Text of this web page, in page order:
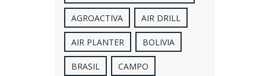
AGROACTIVA AIR DRILL
AIR PLANTER BOLIVIA
BRASIL CAMPO